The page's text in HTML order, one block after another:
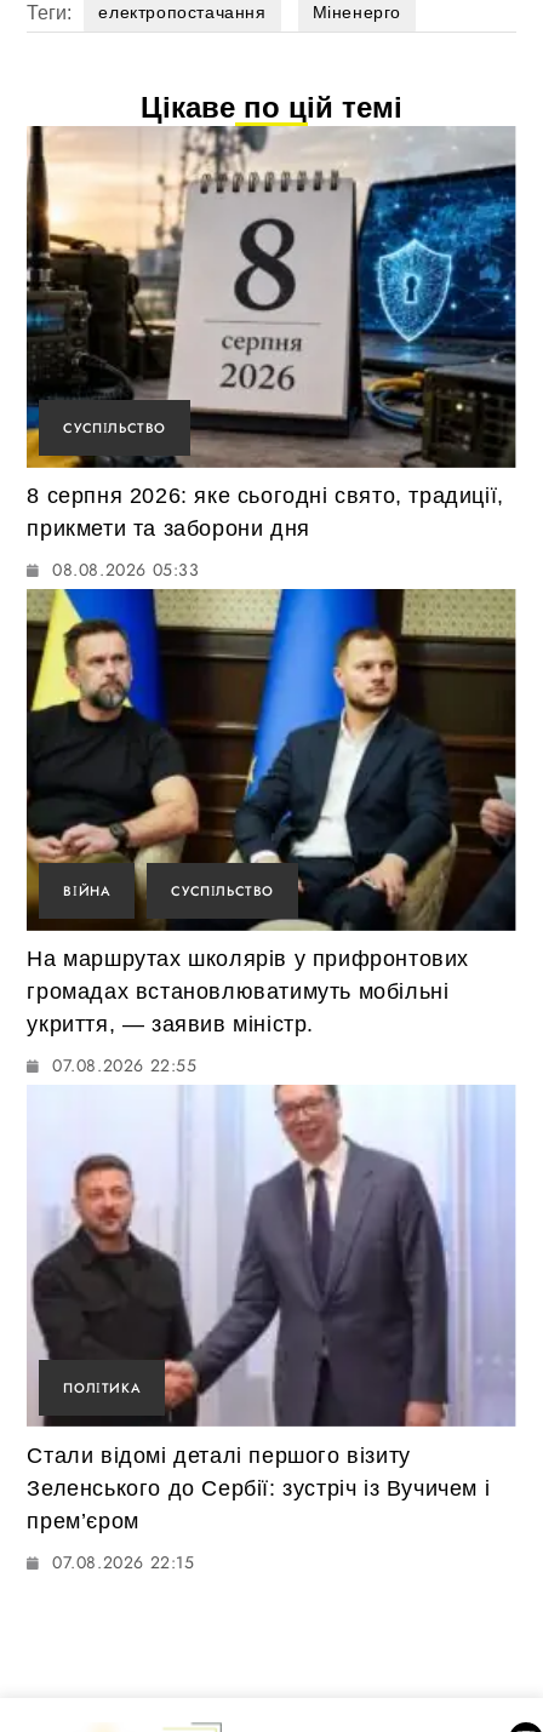
Теги: електропостачання Міненерго
Цікаве по цій темі
СУСПІЛЬСТВО
8 серпня 2026: яке сьогодні свято, традиції,
прикмети та заборони дня
08.08.2026 05:33
ВІЙНА СУСПІЛЬСТВО
На маршрутах школярів у прифронтових
громадах встановлюватимуть мобільні
укриття, — заявив міністр.
07.08.2026 22:55
ПОЛІТИКА
Стали відомі деталі першого візиту
Зеленського до Сербії: зустріч із Вучичем і
прем’єром
07.08.2026 22:15